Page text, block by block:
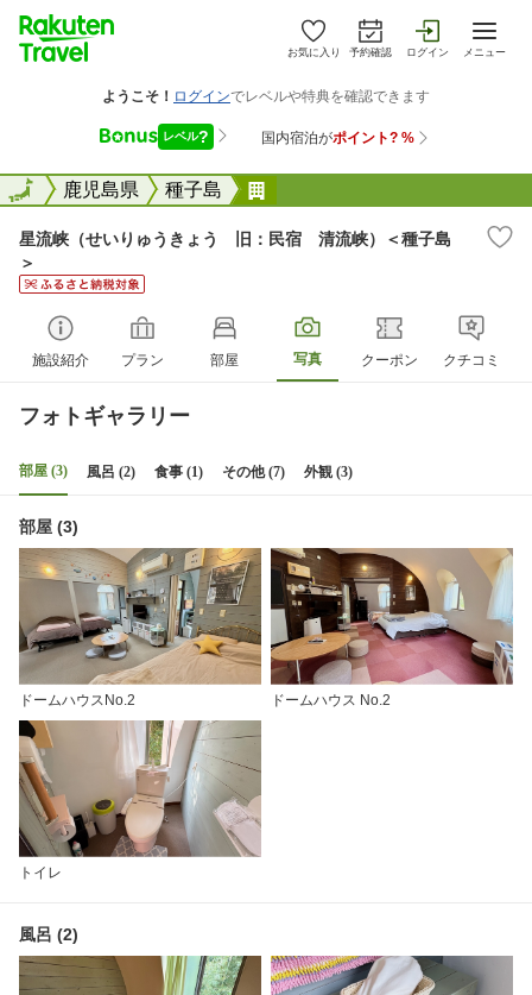
お気に入り 予約確認 ログイン メニュー
全国鹿児島県 種子島
全国
星流峡（せいりゅうきょう 旧：民宿 清流峡）＜種子島
＞
施設紹介 プラン 部屋 写真 クーポン クチコミ
フォトギャラリー
部屋 (3) 風呂 (2) 食事 (1) その他 (7) 外観 (3)
部屋 (3)
ドームハウスNo.2 ドームハウス No.2
トイレ
風呂 (2)